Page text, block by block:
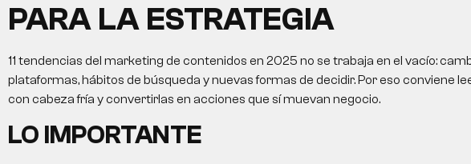
PARA LA ESTRATEGIA
11 tendencias del marketing de contenidos en 2025 no se trabaja en el vacío:
plataformas, hábitos de búsqueda y nuevas formas de decidir. Por eso conviene
con cabeza fría y convertirlas en acciones que sí muevan negocio.
LO IMPORTANTE